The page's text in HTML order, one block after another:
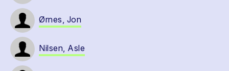
Ørnes, Jon
Nilsen, Asle